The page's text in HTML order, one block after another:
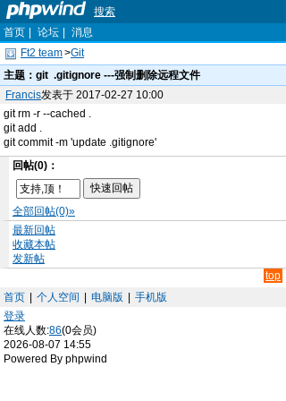
搜索
首页
论坛
消息
Ft2 team>Git
主题： git .gitignore ---强制删除远程文件
Francis发表于 2017-02-27 10:00
git rm -r --cached .
git add .
git commit -m 'update .gitignore'
回帖(0)：
全部回帖(0)»
最新回帖
收藏本帖
发新帖
top
首页
个人空间 电脑版
手机版
登录
在线人数:86(0会员)
2026-08-07 14:55
Powered By phpwind